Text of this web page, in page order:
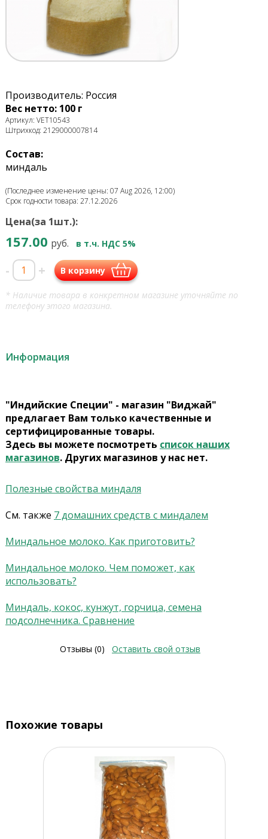
Производитель: Россия
Вес нетто: 100 г
Артикул: VET10543
Штрихкод: 2129000007814
Состав:
миндаль
(Последнее изменение цены: 07 Aug 2026, 12:00)
Срок годности товара: 27.12.2026
Цена(за 1шт.):
157.00 руб. в т.ч. НДС 5%
- + В корзину
* Наличие товара в конкретном магазине уточняйте по
телефону этого магазина.
Информация
"Индийские Специи" - магазин "Виджай"
предлагает Вам только качественные и
сертифицированные товары.
Здесь вы можете посмотреть список наших
магазинов. Других магазинов у нас нет.
Полезные свойства миндаля
См. также 7 домашних средств с миндалем
Миндальное молоко. Как приготовить?
Миндальное молоко. Чем поможет, как
использовать?
Миндаль, кокос, кунжут, горчица, семена
подсолнечника. Сравнение
Отзывы (0) Оставить свой отзыв
Похожие товары